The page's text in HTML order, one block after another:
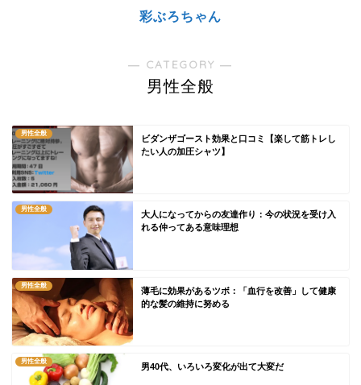
彩ぶろちゃん
― CATEGORY ―
男性全般
男性全般
ビダンザゴースト効果と口コミ【楽して筋トレし
たい人の加圧シャツ】
男性全般
大人になってからの友達作り：今の状況を受け入
れる仲ってある意味理想
男性全般
薄毛に効果があるツボ：「血行を改善」して健康
的な髪の維持に努める
男性全般
男40代、いろいろ変化が出て大変だ